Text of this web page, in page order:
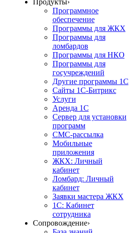
Программное
обеспечение
Программы для ЖКХ
Программы для
ломбардов
Программы для НКО
Программы для
госучреждений
Другие программы 1С
Сайты 1С-Битрикс
Услуги
Аренда 1С
Сервер для установки
программ
СМС-рассылка
Мобильные
приложения
ЖКХ: Личный
кабинет
Ломбард: Личный
кабинет
Заявки мастера ЖКХ
1С: Кабинет
сотрудника
Сопровождение›